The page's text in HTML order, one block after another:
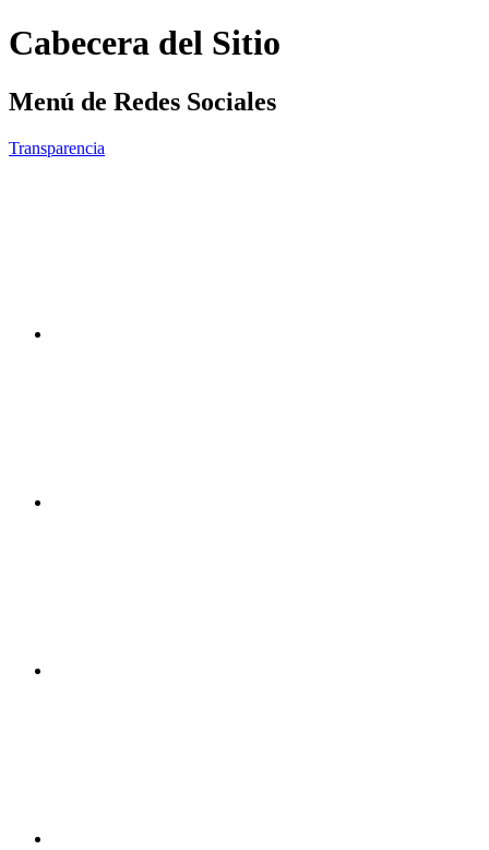
Cabecera del Sitio
Menú de Redes Sociales
Transparencia